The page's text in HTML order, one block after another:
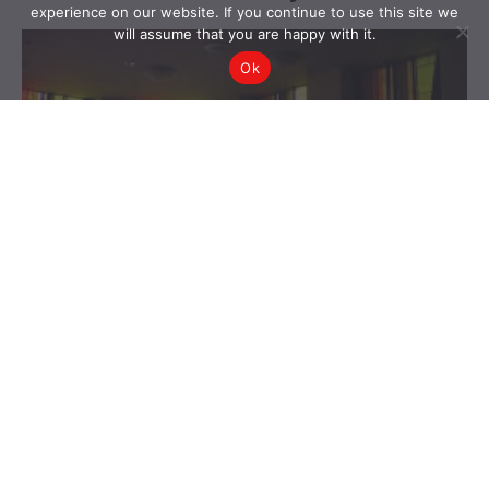
experience on our website. If you continue to use this site we
will assume that you are happy with it.
Ok